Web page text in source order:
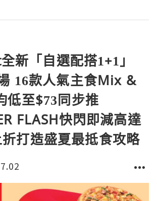
《反斗奇兵5》限定角色立牌等主題
會員亦可加價換購限
新「自選配搭1+1」
16款人氣主食Mix &
低至$73同步推
FLASH快閃即減高達
打造盛夏最抵食攻略